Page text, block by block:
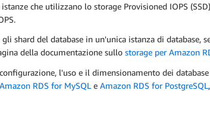
che utilizzano lo storage Provisioned IOPS
shard del database in un'unica istanza di
della documentazione sullo storage per Amazon
l'uso e il dimensionamento dei
Amazon RDS for MySQL e Amazon RDS for PostgreSQL